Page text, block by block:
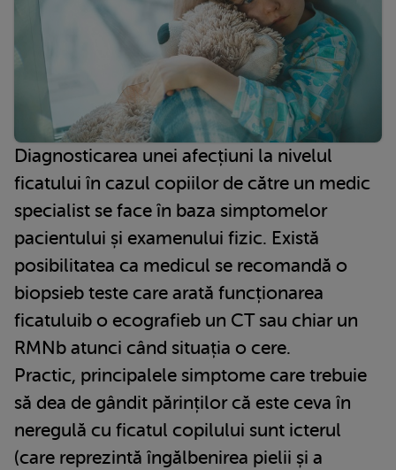
Diagnosticarea unei afecțiuni la nivelul
ficatului în cazul copiilor de către un medic
specialist se face în baza simptomelor
pacientului și examenului fizic. Există
posibilitatea ca medicul se recomandă o
biopsieb teste care arată funcționarea
ficatuluib o ecografieb un CT sau chiar un
RMNb atunci când situația o cere.
Practic, principalele simptome care trebuie
să dea de gândit părinților că este ceva în
neregulă cu ficatul copilului sunt icterul
(care reprezintă îngălbenirea pielii și a